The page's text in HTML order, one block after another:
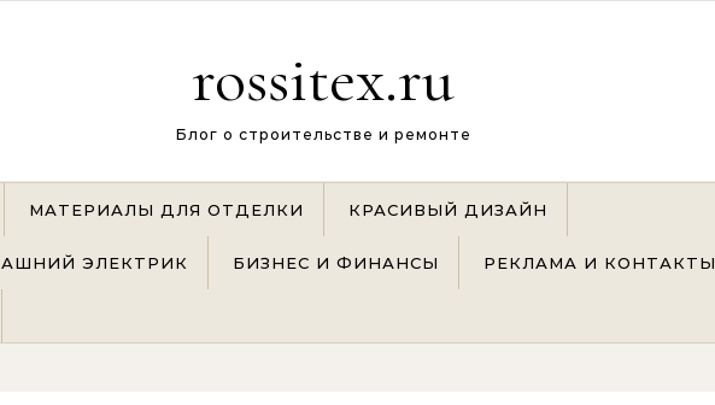
rossitex.ru
Блог о строительстве и ремонте
МАТЕРИАЛЫ ДЛЯ ОТДЕЛКИ КРАСИВЫЙ ДИЗАЙН
ЭЛЕКТРИК БИЗНЕС И ФИНАНСЫ РЕКЛАМА И КОНТАКТЫ